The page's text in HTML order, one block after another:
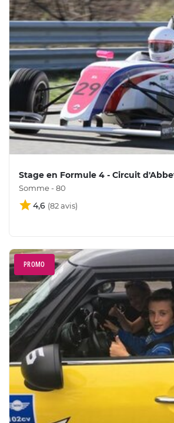
Stage en Formule 4 - Circuit
Somme - 80
4,6
PROMO